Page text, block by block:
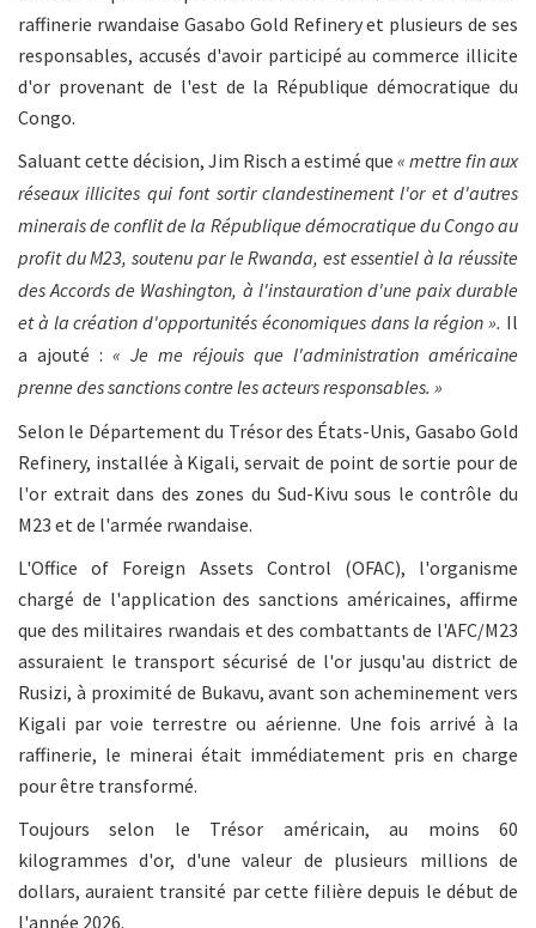
raffinerie rwandaise Gasabo Gold Refinery et plusieurs de ses
responsables, accusés d'avoir participé au commerce illicite
d'or provenant de l'est de la République démocratique du
Congo.
Saluant cette décision, Jim Risch a estimé que « mettre fin aux
réseaux illicites qui font sortir clandestinement l'or et d'autres
minerais de conflit de la République démocratique du Congo au
profit du M23, soutenu par le Rwanda, est essentiel à la réussite
des Accords de Washington, à l'instauration d'une paix durable
et à la création d'opportunités économiques dans la région ». Il
a ajouté : « Je me réjouis que l'administration américaine
prenne des sanctions contre les acteurs responsables. »
Selon le Département du Trésor des États-Unis, Gasabo Gold
Refinery, installée à Kigali, servait de point de sortie pour de
l'or extrait dans des zones du Sud-Kivu sous le contrôle du
M23 et de l'armée rwandaise.
L'Office of Foreign Assets Control (OFAC), l'organisme
chargé de l'application des sanctions américaines, affirme
que des militaires rwandais et des combattants de l'AFC/M23
assuraient le transport sécurisé de l'or jusqu'au district de
Rusizi, à proximité de Bukavu, avant son acheminement vers
Kigali par voie terrestre ou aérienne. Une fois arrivé à la
raffinerie, le minerai était immédiatement pris en charge
pour être transformé.
Toujours selon le Trésor américain, au moins 60
kilogrammes d'or, d'une valeur de plusieurs millions de
dollars, auraient transité par cette filière depuis le début de
l'année 2026.